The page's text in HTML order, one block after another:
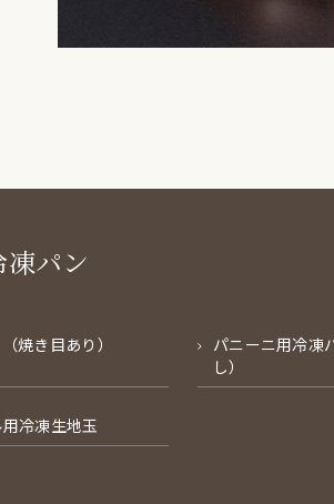
凍パン
焼き目あり）
パニーニ用冷凍
し）
冷凍生地玉